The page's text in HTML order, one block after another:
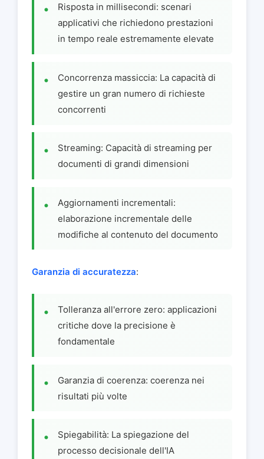
Risposta in millisecondi: scenari
applicativi che richiedono prestazioni
in tempo reale estremamente elevate
Concorrenza massiccia: La capacità di
gestire un gran numero di richieste
concorrenti
Streaming: Capacità di streaming per
documenti di grandi dimensioni
Aggiornamenti incrementali:
elaborazione incrementale delle
modifiche al contenuto del documento
Garanzia di accuratezza:
Tolleranza all'errore zero: applicazioni
critiche dove la precisione è
fondamentale
Garanzia di coerenza: coerenza nei
risultati più volte
Spiegabilità: La spiegazione del
processo decisionale dell'IA